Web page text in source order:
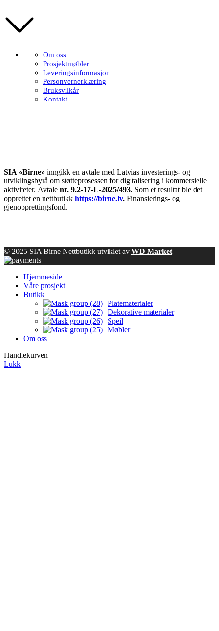
Om oss
Prosjektmøbler
Leveringsinformasjon
Personvernerklæring
Bruksvilkår
Kontakt
SIA «Birne» inngikk en avtale med Latvias investerings- og
utviklingsbyrå om støtteprosessen for digitalisering i kommersielle
aktiviteter. Avtale nr. 9.2-17-L-2025/493. Som et resultat ble det
opprettet en nettbutikk https://birne.lv. Finansierings- og
gjenopprettingsfond.
© 2025 SIA Birne Nettbutikk utviklet av WD Market
Hjemmeside
Våre prosjekt
Butikk
Platematerialer
Dekorative materialer
Speil
Møbler
Om oss
Handlekurven
Lukk